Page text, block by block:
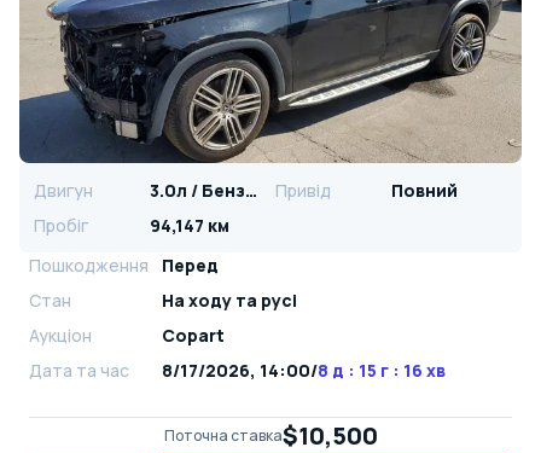
Двигун 3.0л / Бензин Привід
Повний
Пробіг
94,147 км
Пошкодження
Перед
Стан
На ​​ходу та русі
Аукціон
Copart
Дата та час
8/17/2026, 14:00/8 д : 15 г : 16 хв
Поточна ставка$10,500